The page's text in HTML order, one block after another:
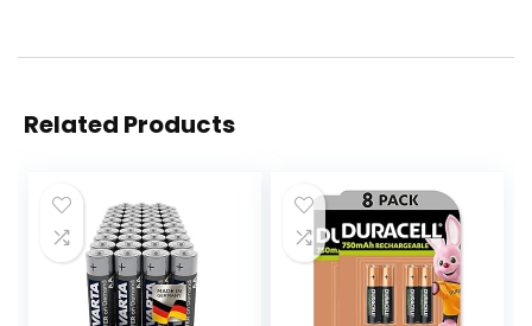
Related Products